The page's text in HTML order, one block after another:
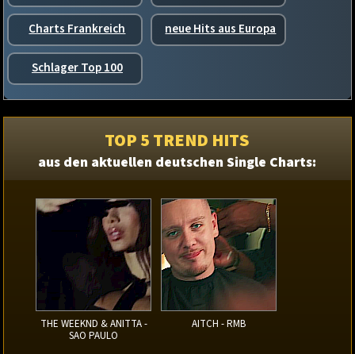
Charts Frankreich neue Hits aus Europa
Schlager Top 100
TOP 5 TREND HITS
aus den aktuellen deutschen Single Charts:
THE WEEKND & ANITTA -
SAO PAULO
AITCH - RMB